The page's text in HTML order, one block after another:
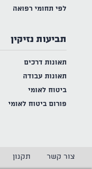
לפי תחומי רפואה
תביעות נזיקין
תאונות דרכים
תאונות עבודה
ביטוח לאומי
פורום ביטוח לאומי
צור קשר תקנון